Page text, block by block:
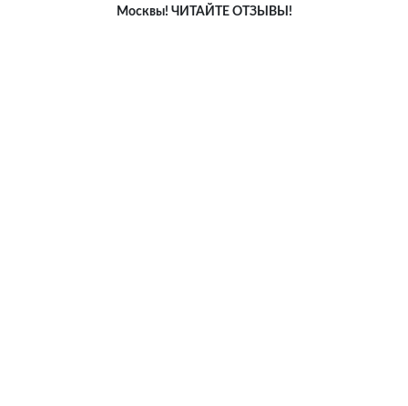
Москвы! ЧИТАЙТЕ ОТЗЫВЫ!